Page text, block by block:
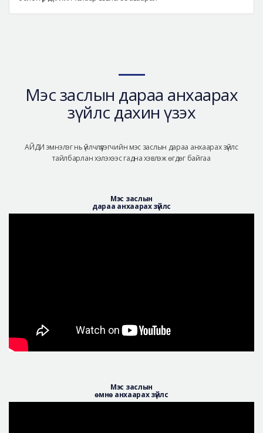
Мэс заслын дараа анхаарах
зүйлс дахин үзэх
АЙДИ эмнэлэг нь үйлчлүүлэгчийн мэс заслын дараа анхаарах зүйлс
тайлбарлан хэлэхээс гадна хэвлэж өгдөг байгаа
Мэс заслын
дараа анхаарах зүйлс
Мэс заслын
өмнө анхаарах зүйлс